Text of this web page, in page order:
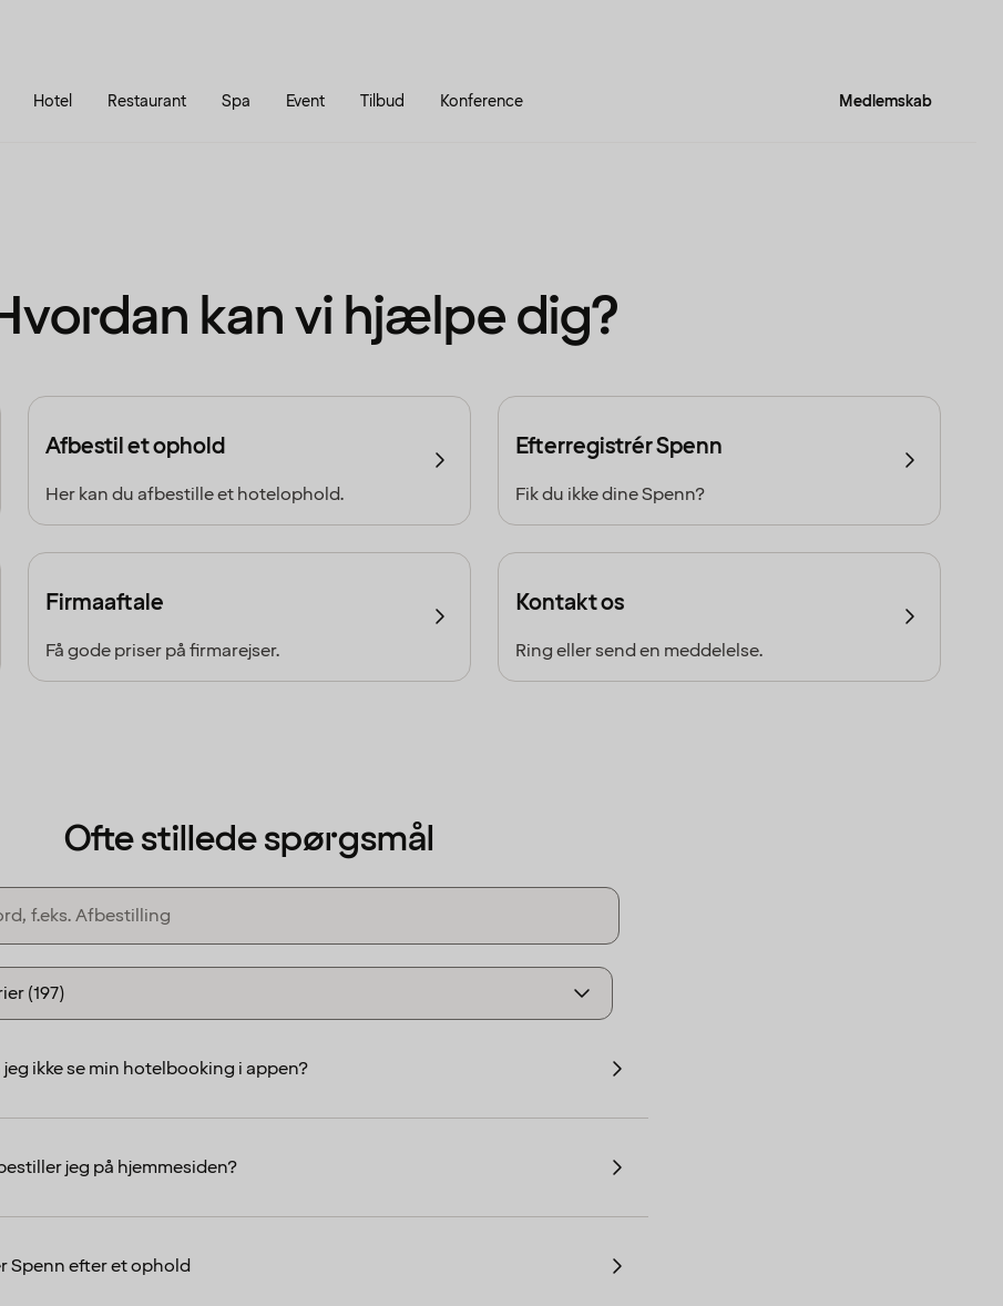
Hotel Restaurant Spa Event Tilbud Konference Medlemskab
kan vi hjælpe dig?
Afbestil et ophold
Her kan du afbestille et hotelophold.
Efterregistrér Spenn
Fik du ikke dine Spenn?
Firmaaftale
Få gode priser på firmarejser.
Kontakt os
Ring eller send en meddelelse.
Ofte stillede spørgsmål
ikke se min hotelbooking i appen?
jeg på hjemmesiden?
Spenn efter et ophold